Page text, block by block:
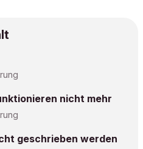
nicht mehr
geschrieben werden